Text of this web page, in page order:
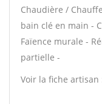
Chaudière /
bain clé en main -
Faïence murale -
partielle -
Voir la fiche artisan